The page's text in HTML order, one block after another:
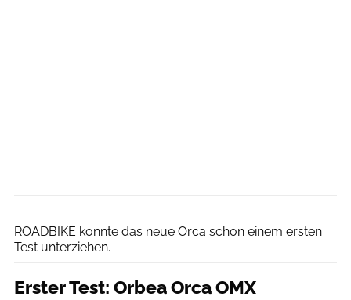
ROADBIKE konnte das neue Orca schon einem ersten
Test unterziehen.
Erster Test: Orbea Orca OMX